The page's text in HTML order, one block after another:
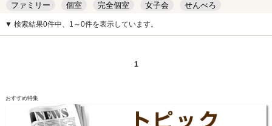
ファミリー
個室 完全個室 女子会
せんべろ
キッズルーム
安い デート
▼ 検索結果0件中、1～0件を表示しています。
1
おすすめ特集